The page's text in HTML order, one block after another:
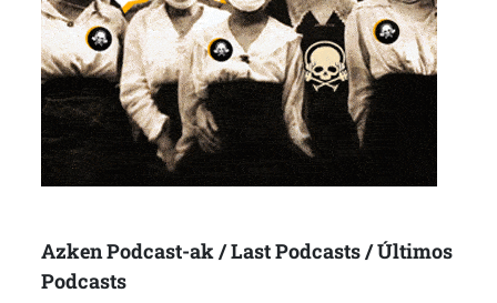
Azken Podcast-ak / Last Podcasts / Últimos
Podcasts